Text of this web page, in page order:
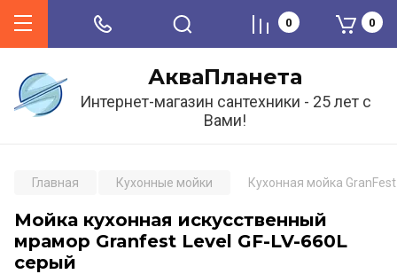
АкваПланета
Интернет-магазин сантехники - 25 лет с
Вами!
0 0
Главная Кухонные мойки Кухонная мойка
Мойка кухонная искусственный
мрамор Granfest Level GF-LV-660L
серый